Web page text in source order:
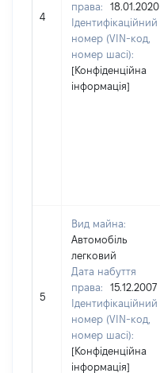
4
права:
18.01.2020
Ідентифікаційний
номер (VIN-код,
номер шасі):
[Конфіденційна
інформація]
5
Вид майна:
Автомобіль
легковий
Дата набуття
права:
15.12.2007
Ідентифікаційний
номер (VIN-код,
номер шасі):
[Конфіденційна
інформація]